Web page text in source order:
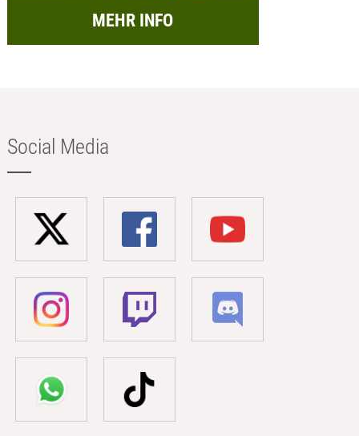
MEHR INFO
Social Media